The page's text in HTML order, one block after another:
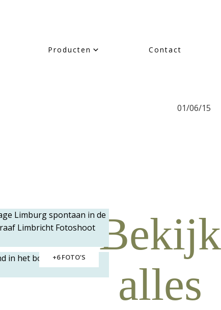
Producten Contact
01/06/15
+6 FOTO'S
Bekijk
alles